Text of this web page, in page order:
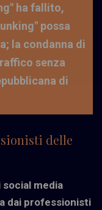
ha fallito,
possa
la condanna di
senza
di
delle
media
dai professionisti